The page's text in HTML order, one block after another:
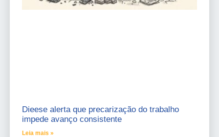
Dieese alerta que precarização do trabalho
impede avanço consistente
Leia mais »